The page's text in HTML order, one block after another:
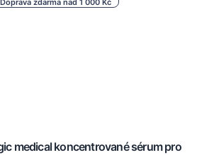
Doprava zdarma nad 1 000 Kč
medical koncentrované sérum pro